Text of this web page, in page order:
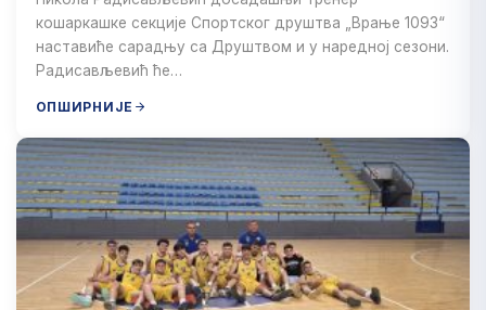
кошаркашке секције Спортског друштва „Врање 1093“
наставиће сарадњу са Друштвом и у наредној сезони.
Радисављевић ће…
ОПШИРНИЈЕ